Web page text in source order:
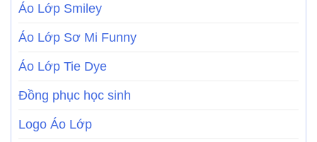
Áo Lớp Smiley
Áo Lớp Sơ Mi Funny
Áo Lớp Tie Dye
Đồng phục học sinh
Logo Áo Lớp